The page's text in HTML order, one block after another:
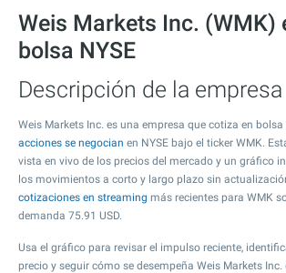
Weis Markets Inc. (WMK)
bolsa NYSE
Descripción de la empresa
Weis Markets Inc. es una empresa que cotiza en bolsa
acciones se negocian en NYSE bajo el ticker WMK.
vista en vivo de los precios del mercado y un gráfico
los movimientos a corto y largo plazo sin
cotizaciones en streaming más recientes para WMK
demanda 75.91 USD.
Usa el gráfico para revisar el impulso reciente,
precio y seguir cómo se desempeña Weis Markets